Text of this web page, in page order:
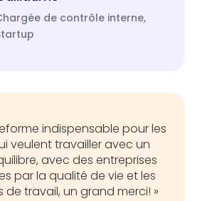
de contrôle interne,
indispensable pour les
veulent travailler avec un
avec des entreprises
par la qualité de vie et les
travail, un grand merci! »